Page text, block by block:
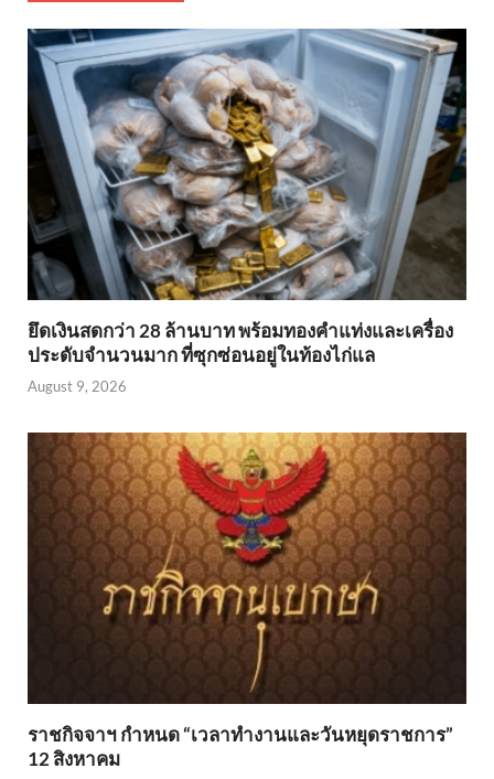
ยึดเงินสดกว่า 28 ล้านบาท พร้อมทองคำแท่งและเครื่อง
ประดับจำนวนมาก ที่ซุกซ่อนอยู่ในท้องไก่แล
August 9, 2026
ราชกิจจาฯ กำหนด “เวลาทำงานและวันหยุดราชการ”
12 สิงหาคม